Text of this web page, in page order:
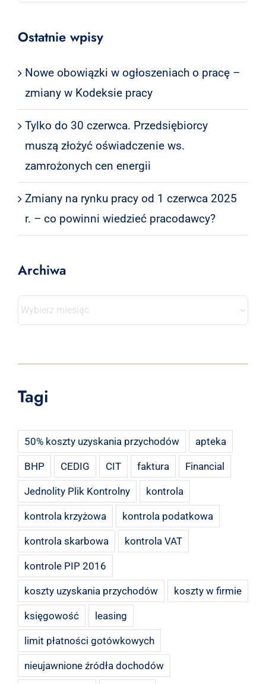
Ostatnie wpisy
Nowe obowiązki w ogłoszeniach o pracę –
zmiany w Kodeksie pracy
Tylko do 30 czerwca. Przedsiębiorcy
muszą złożyć oświadczenie ws.
zamrożonych cen energii
Zmiany na rynku pracy od 1 czerwca 2025
r. – co powinni wiedzieć pracodawcy?
Archiwa
Archiwa
Tagi
50% koszty uzyskania przychodów apteka
BHP CEDIG CIT faktura Financial
Jednolity Plik Kontrolny kontrola
kontrola krzyżowa kontrola podatkowa
kontrola skarbowa kontrola VAT
kontrole PIP 2016
koszty uzyskania przychodów koszty w firmie
księgowość leasing
limit płatności gotówkowych
nieujawnione źródła dochodów